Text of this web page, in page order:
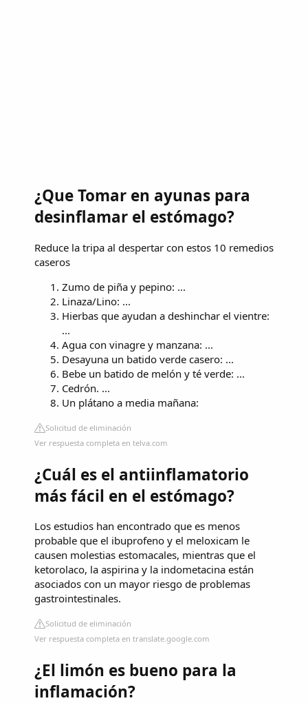
¿Que Tomar en ayunas para
desinflamar el estómago?
Reduce la tripa al despertar con estos 10 remedios
caseros
Zumo de piña y pepino: ...
Linaza/Lino: ...
Hierbas que ayudan a deshinchar el vientre:
...
Agua con vinagre y manzana: ...
Desayuna un batido verde casero: ...
Bebe un batido de melón y té verde: ...
Cedrón. ...
Un plátano a media mañana:
Solicitud de eliminación
Ver respuesta completa en telva.com
¿Cuál es el antiinflamatorio
más fácil en el estómago?
Los estudios han encontrado que es menos
probable que el ibuprofeno y el meloxicam le
causen molestias estomacales, mientras que el
ketorolaco, la aspirina y la indometacina están
asociados con un mayor riesgo de problemas
gastrointestinales.
Solicitud de eliminación
Ver respuesta completa en translate.google.com
¿El limón es bueno para la
inflamación?